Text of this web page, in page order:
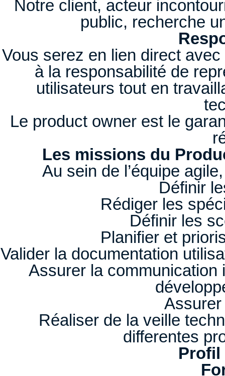
Notre client, acteur
public, recherche
Vous serez en lien direct
à la responsabilité de
utilisateurs tout en
Le product owner est le
Les missions du
Au sein de l’équipe
Définir
Rédiger les
Définir les
Planifier et
Valider la documentation
Assurer la
Réaliser de la veille
differentes
Profil